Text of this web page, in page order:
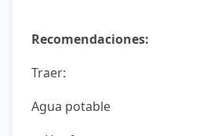
Recomendaciones:
Traer:
Agua potable